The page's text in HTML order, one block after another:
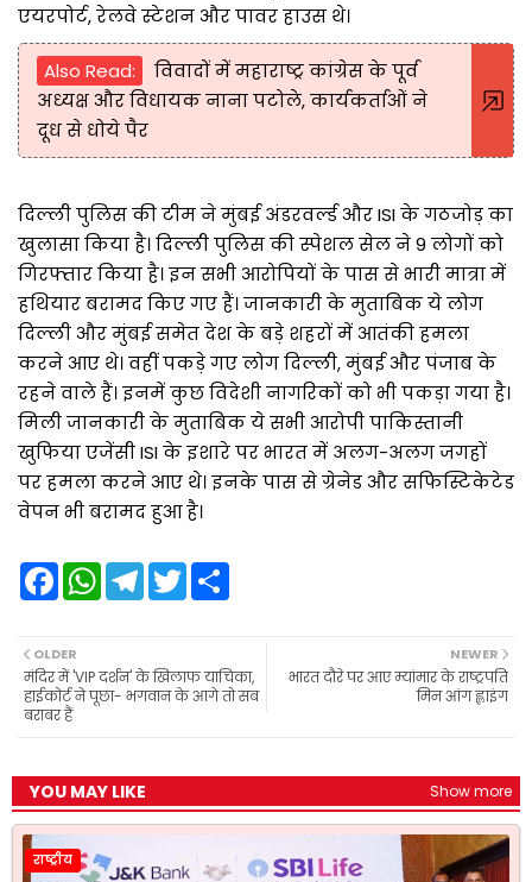
एयरपोर्ट, रेलवे स्टेशन और पावर हाउस थे।
Also Read:
विवादों में महाराष्ट्र कांग्रेस के पूर्व
अध्यक्ष और विधायक नाना पटोले, कार्यकर्ताओं ने
दूध से धोये पैर
दिल्ली पुलिस की टीम ने मुंबई अंडरवर्ल्ड और ISI के गठजोड़ का
खुलासा किया है। दिल्ली पुलिस की स्पेशल सेल ने 9 लोगों को
गिरफ्तार किया है। इन सभी आरोपियों के पास से भारी मात्रा में
हथियार बरामद किए गए हैं। जानकारी के मुताबिक ये लोग
दिल्ली और मुंबई समेत देश के बड़े शहरों में आतंकी हमला
करने आए थे। वहीं पकड़े गए लोग दिल्ली, मुंबई और पंजाब के
रहने वाले हैं। इनमें कुछ विदेशी नागरिकों को भी पकड़ा गया है।
मिली जानकारी के मुताबिक ये सभी आरोपी पाकिस्तानी
खुफिया एजेंसी ISI के इशारे पर भारत में अलग-अलग जगहों
पर हमला करने आए थे। इनके पास से ग्रेनेड और सफिस्टिकेटेड
वेपन भी बरामद हुआ है।
F
a
b
o
o
k
W
A
p
p
T
e
r
a
m
T
w
e
r
NEWER
भारत दौरे पर आए म्यांमार के राष्ट्रपति
मिन आंग ह्लाइंग
OLDER
मंदिर में 'VIP दर्शन' के खिलाफ याचिका,
हाईकोर्ट ने पूछा- भगवान के आगे तो सब
बराबर हैं
YOU MAY LIKE Show more
राष्ट्रीय